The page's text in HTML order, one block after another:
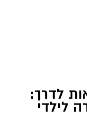
לדרך:
לילדי